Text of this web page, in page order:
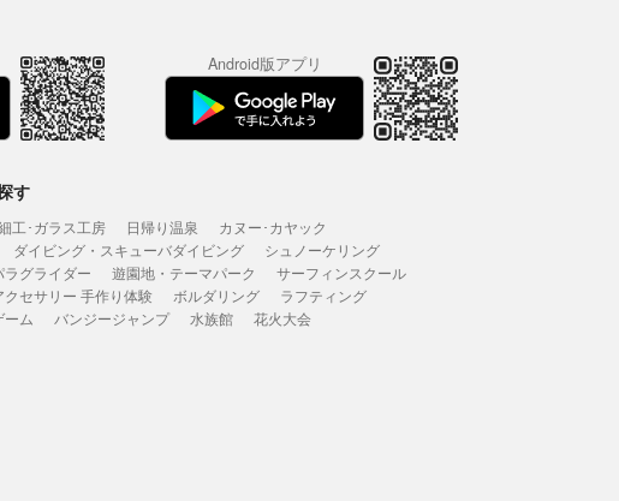
Android版アプリ
す
工･ガラス工房 日帰り温泉
カヌー･カヤック
ダイビング・スキューバダイビング
シュノーケリング
ラグライダー 遊園地・テーマパーク
サーフィンスクール
クセサリー 手作り体験 ボルダリング
ラフティング
ーム バンジージャンプ 水族館 花火大会